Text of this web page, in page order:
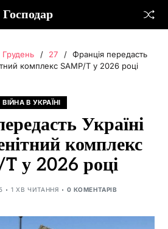
Господар
Грудень 27
Франція передасть
комплекс SAMP/T у 2026 році
ВІЙНА В УКРАЇНІ
Україні
комплекс
у 2026 році
1 ХВ ЧИТАННЯ 0 КОМЕНТАРІВ